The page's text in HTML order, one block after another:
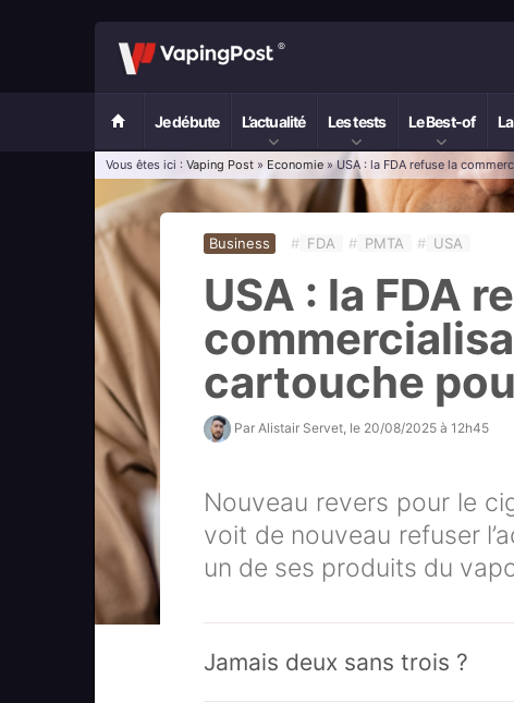
Je débute L’actualité Les tests Le Best-of
Vous êtes ici : Vaping Post » Economie » USA : la FDA refuse la
Business # FDA # PMTA # USA
USA : la FDA
cartouche
Par Alistair Servet , le 20/08/2025 à 12h45
Nouveau revers pour le
voit de nouveau refuser
un de ses produits du
Jamais deux sans trois ?